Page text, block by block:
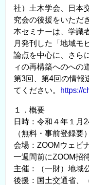
社）土木学会、日本
究会の後援をいただ
本セミナーは、学識
月発刊した「地域モ
論点を中心に、さら
ィの再構築へのへの
第3回、第4回の情報
てください。
https://
１．概要
日時：令和４年１
（無料・事前登録要）
会場：ZOOMウェビ
一週間前にZOOM招
主催：（一財）地域
後援：国土交通省、